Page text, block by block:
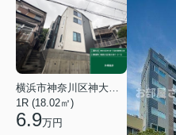
1R (18.02㎡)
6.9万円